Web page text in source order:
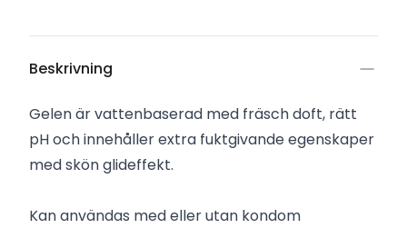
Beskrivning
Gelen är vattenbaserad med fräsch doft, rätt
pH och innehåller extra fuktgivande egenskaper
med skön glideffekt.
Kan användas med eller utan kondom